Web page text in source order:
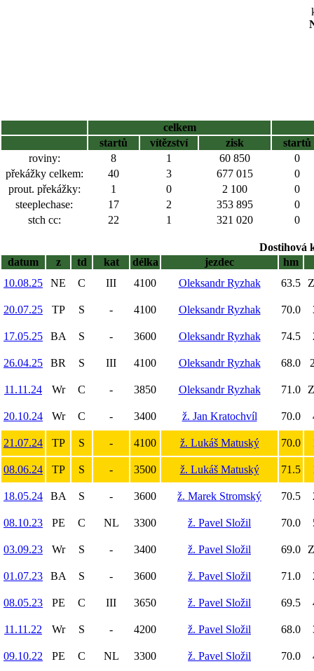
celkem
startů
vítězství zisk
startů
roviny:
8 1 60 850
0
překážky celkem:
40 3 677 015
0
prout. překážky:
1 0 2 100
0
steeplechase:
17 2 353 895
0
stch cc:
22 1 321 020 0
Dostihová
datum
z td kat délka jezdec hm
10.08.25
NE C III 4100 Oleksandr Ryzhak 63.5
20.07.25 TP S - 4100 Oleksandr Ryzhak 70.0
17.05.25 BA S - 3600 Oleksandr Ryzhak 74.5
26.04.25 BR S III 4100 Oleksandr Ryzhak 68.0
11.11.24 Wr C - 3850 Oleksandr Ryzhak 71.0
20.10.24 Wr C - 3400 ž. Jan Kratochvíl 70.0
21.07.24 TP S - 4100 ž. Lukáš Matuský 70.0
08.06.24 TP S - 3500 ž. Lukáš Matuský 71.5
18.05.24 BA S - 3600 ž. Marek Stromský 70.5
08.10.23 PE C NL 3300 ž. Pavel Složil 70.0
03.09.23 Wr S - 3400 ž. Pavel Složil 69.0
01.07.23 BA S - 3600 ž. Pavel Složil 71.0
08.05.23 PE C III 3650 ž. Pavel Složil 69.5
11.11.22 Wr S - 4200 ž. Pavel Složil 68.0
09.10.22 PE C NL 3300 ž. Pavel Složil 70.0